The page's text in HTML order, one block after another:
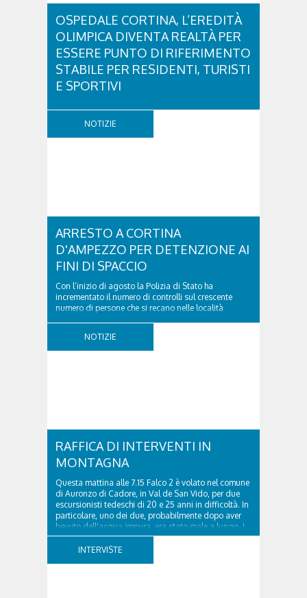
OSPEDALE CORTINA, L’EREDITÀ
OLIMPICA DIVENTA REALTÀ PER
ESSERE PUNTO DI RIFERIMENTO
STABILE PER RESIDENTI, TURISTI
E SPORTIVI
territorio dolomitico. Ospedale Cortina -
struttura parte di GVM Care & Research che durante i
NOTIZIE
ARRESTO A CORTINA
D'AMPEZZO PER DETENZIONE AI
FINI DI SPACCIO
Con l’inizio di agosto la Polizia di Stato ha
incrementato il numero di controlli sul crescente
numero di persone che si recano nelle località
Cortina ha tratto in arresto un cittadino sloveno,
classe...
NOTIZIE
RAFFICA DI INTERVENTI IN
MONTAGNA
Questa mattina alle 7.15 Falco 2 è volato nel comune
di Auronzo di Cadore, in Val de San Vido, per due
escursionisti tedeschi di 20 e 25 anni in difficoltà. In
particolare, uno dei due, probabilmente dopo aver
bevuto dell'acqua impura, era stato male a lungo. I
due ragazzi, che avevano passato...
INTERVISTE